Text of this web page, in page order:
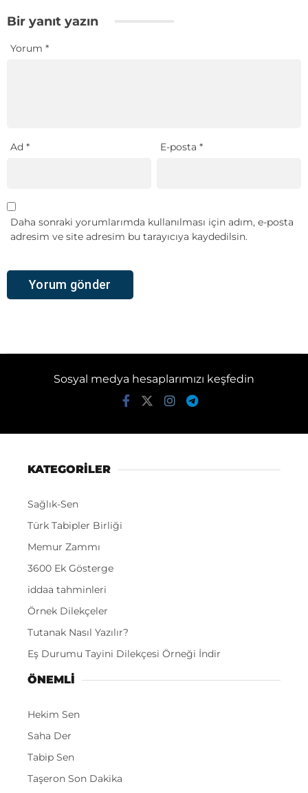
Bir yanıt yazın
Yorum *
Ad * E-posta*
Daha sonraki yorumlarımda kullanılması için adım, e-posta
adresim ve site adresim bu tarayıcıya kaydedilsin.
Sosyal medya hesaplarımızı keşfedin
KATEGORİLER
Sağlık-Sen
Türk Tabipler Birliği
Memur Zammı
3600 Ek Gösterge
iddaa tahminleri
Örnek Dilekçeler
Tutanak Nasıl Yazılır?
Eş Durumu Tayini Dilekçesi Örneği İndir
ÖNEMLI
Hekim Sen
Saha Der
Tabip Sen
Taşeron Son Dakika